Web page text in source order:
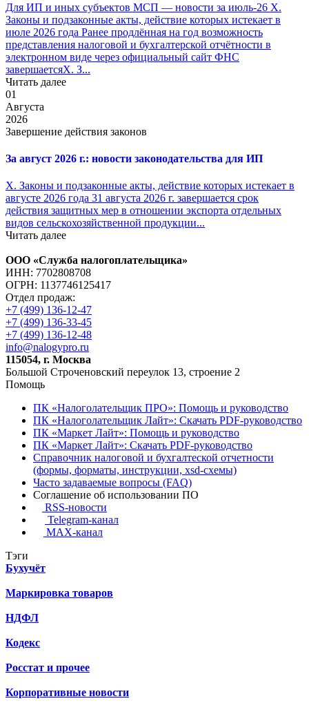
Для ИП и иных субъектов МСП — новости за июль-26 X.
Законы и подзаконные акты, действие которых истекает в
июле 2026 года Ранее продлённая на год возможность
представления налоговой и бухгалтерской отчётности в
электронном виде через официальный сайт ФНС
завершаетсяX. З...
Читать далее
01
Августа
2026
Завершение действия законов
За август 2026 г.: новости законодательства для ИП
X. Законы и подзаконные акты, действие которых истекает в
августе 2026 года 31 августа 2026 г. завершается срок
действия защитных мер в отношении экспорта отдельных
видов сельскохозяйственной продукции...
Читать далее
ООО «Служба налогоплательщика»
ИНН: 7702808708
ОГРН: 1137746125417
Отдел продаж:
+7 (499) 136-12-47
+7 (499) 136-33-45
+7 (499) 136-12-48
info@nalogypro.ru
115054, г. Москва
Большой Строченовский переулок 13, строение 2
Помощь
ПК «Налоголательщик ПРО»: Помощь и руководство
ПК «Налоголательщик Лайт»: Скачать PDF-руководство
ПК «Маркет Лайт»: Помощь и руководство
ПК «Маркет Лайт»: Скачать PDF-руководство
Справочник налоговой и бухгалтеской отчетности
(формы, форматы, инструкции, xsd-схемы)
Часто задаваемые вопросы (FAQ)
Соглашение об использовании ПО
RSS-новости
Telegram-канал
MAX-канал
Тэги
Бухучёт
Маркировка товаров
НДФЛ
Кодекс
Росстат и прочее
Корпоративные новости